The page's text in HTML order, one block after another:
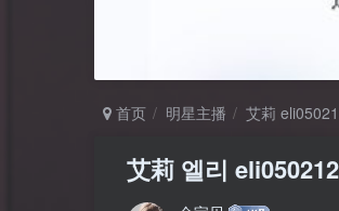
首页 明星主播 艾莉
艾莉 엘리